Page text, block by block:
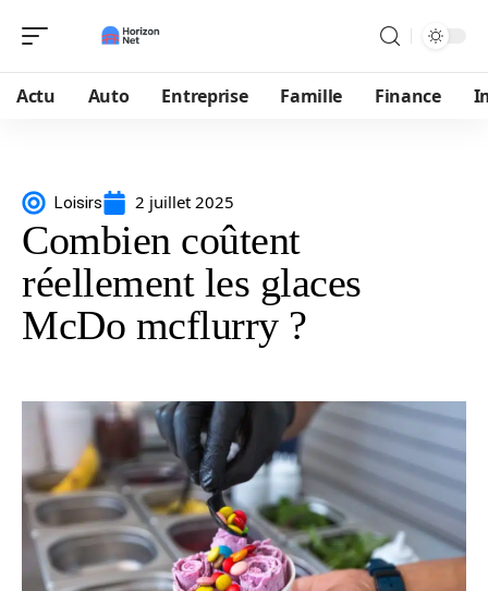
Actu Auto Entreprise Famille Finance
Loisirs 2 juillet 2025
Combien coûtent
réellement les glaces
McDo mcflurry ?